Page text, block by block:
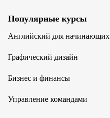
Популярные курсы
Английский для начинающих
Графический дизайн
Бизнес и финансы
Управление командами